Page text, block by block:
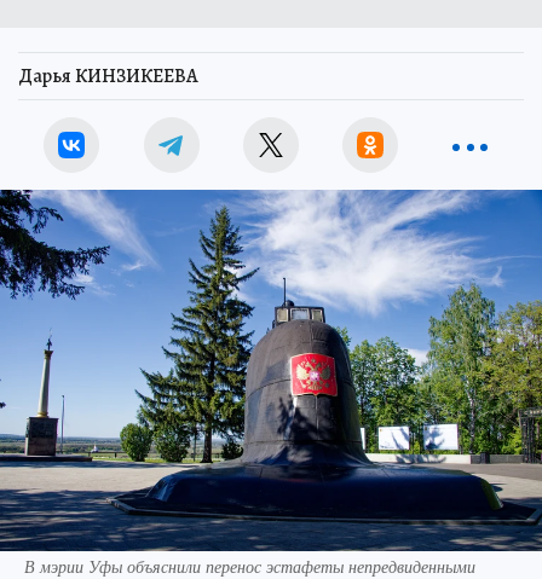
Дарья КИНЗИКЕЕВА
В мэрии Уфы объяснили перенос эстафеты непредвиденными